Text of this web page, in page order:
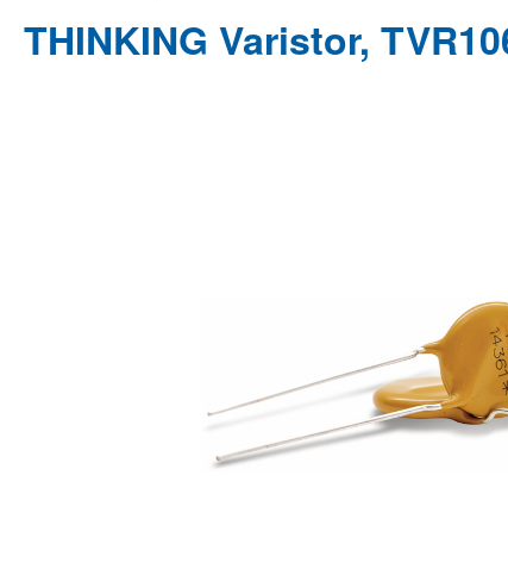
THINKING Varistor,